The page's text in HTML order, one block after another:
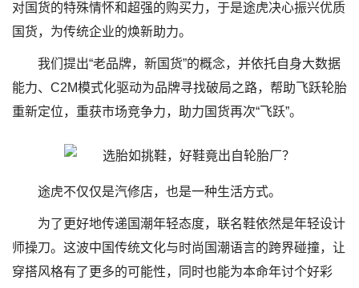
对国货的特殊情怀和超强的购买力，于是途虎决心振兴优质
国货，为传统企业的焕新助力。
我们提出“老品牌，新国货”的概念，并依托自身大数据
能力、C2M模式化驱动为品牌寻找破局之路，帮助飞跃轮胎
重新定位，重获市场竞争力，助力国货再次“飞跃”。
途虎不仅仅是汽修店，也是一种生活方式。
为了更好地传递国潮年轻态度，联名鞋依然是年轻设计
师操刀。这波中国传统文化与时尚国潮语言的跨界碰撞，让
穿搭风格有了更多的可能性，同时也能为本命年讨个好彩